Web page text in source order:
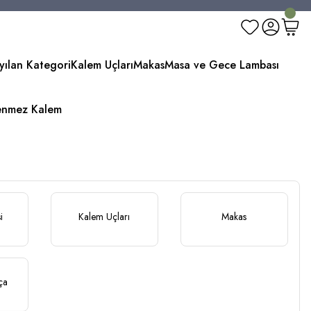
KategoriKalem UçlarıMakasMasa ve Gece Lambası
Kalem
Kalem Uçları Makas